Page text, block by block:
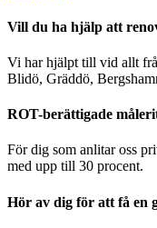
Vill du ha hjälp att
Vi har hjälpt till vid allt
Blidö, Gräddö,
ROT-berättigade
För dig som anlitar oss
med upp till 30 procent.
Hör av dig för att få en